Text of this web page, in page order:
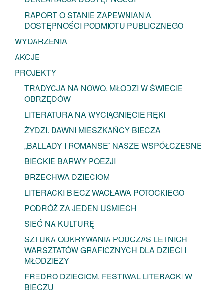
RAPORT O STANIE ZAPEWNIANIA
DOSTĘPNOŚCI PODMIOTU PUBLICZNEGO
WYDARZENIA
AKCJE
PROJEKTY
TRADYCJA NA NOWO. MŁODZI W ŚWIECIE
OBRZĘDÓW
LITERATURA NA WYCIĄGNIĘCIE RĘKI
ŻYDZI. DAWNI MIESZKAŃCY BIECZA
„BALLADY I ROMANSE” NASZE WSPÓŁCZESNE
BIECKIE BARWY POEZJI
BRZECHWA DZIECIOM
LITERACKI BIECZ WACŁAWA POTOCKIEGO
PODRÓŻ ZA JEDEN UŚMIECH
SIEĆ NA KULTURĘ
SZTUKA ODKRYWANIA PODCZAS LETNICH
WARSZTATÓW GRAFICZNYCH DLA DZIECI I
MŁODZIEŻY
FREDRO DZIECIOM. FESTIWAL LITERACKI W
BIECZU